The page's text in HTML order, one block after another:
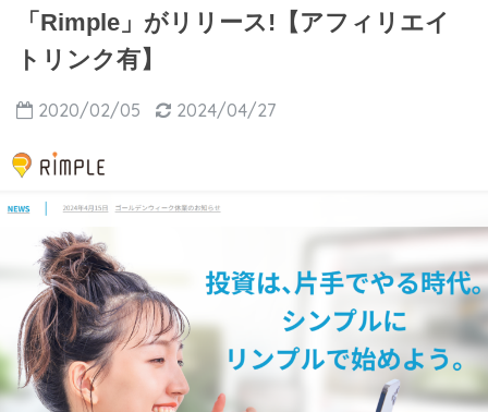
「Rimple」がリリース!【アフィリエイ
トリンク有】
2020/02/05 2024/04/27